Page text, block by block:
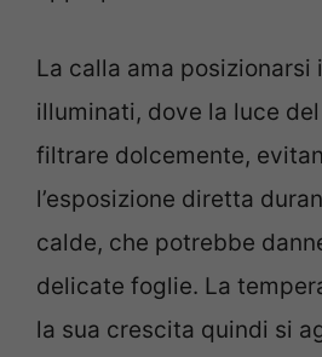
La calla ama posizionarsi
illuminati, dove la luce
filtrare dolcemente,
l’esposizione diretta
calde, che potrebbe
delicate foglie. La
la sua crescita quindi si